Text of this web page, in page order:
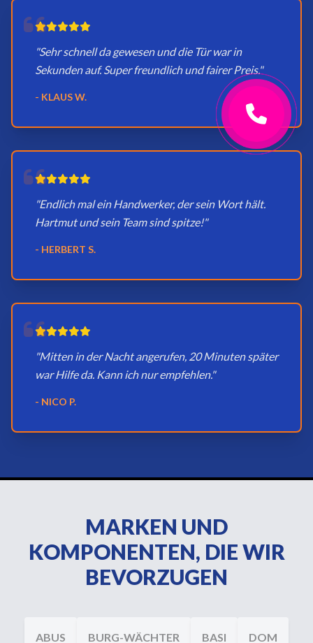
"Sehr schnell da gewesen und die Tür war in
Sekunden auf. Super freundlich und fairer Preis."
- KLAUS W.
"Endlich mal ein Handwerker, der sein Wort hält.
Hartmut und sein Team sind spitze!"
- HERBERT S.
"Mitten in der Nacht angerufen, 20 Minuten später
war Hilfe da. Kann ich nur empfehlen."
- NICO P.
MARKEN UND
KOMPONENTEN, DIE WIR
BEVORZUGEN
ABUS BURG-WÄCHTER BASI DOM